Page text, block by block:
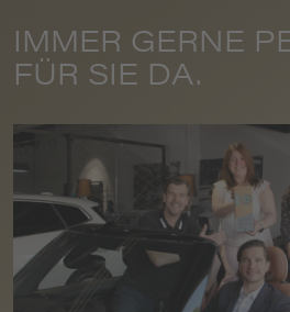
IMMER GERNE
FÜR SIE DA.